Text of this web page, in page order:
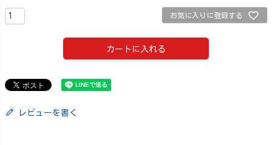
お気に入りに登録する
カートに入れる
レビューを書く